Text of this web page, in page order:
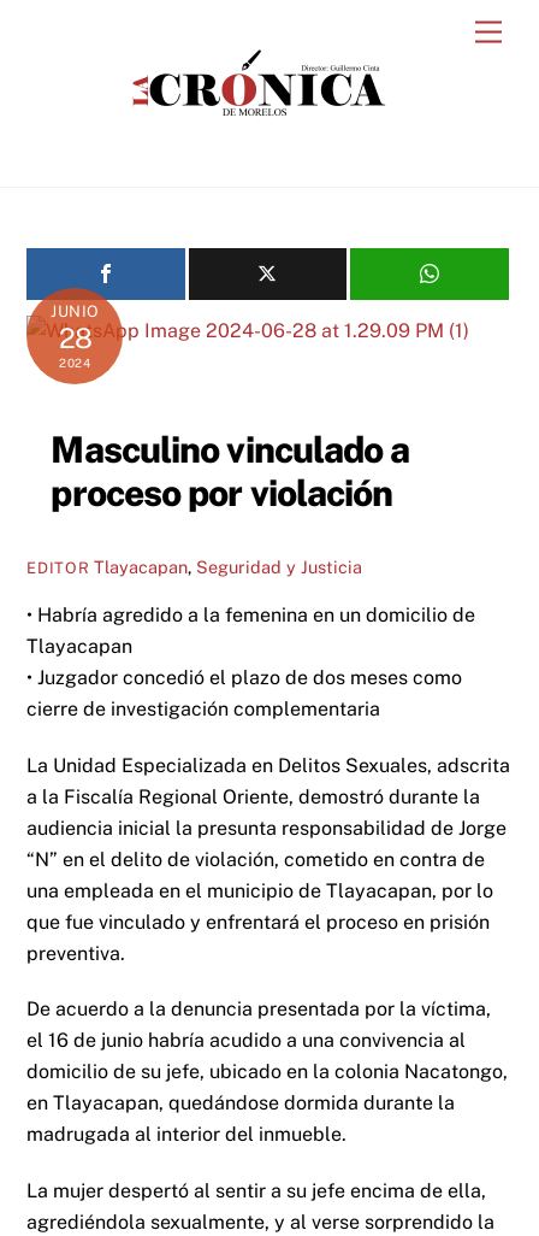
JUNIO
28
2024
Masculino vinculado a
proceso por violación
EDITOR Tlayacapan, Seguridad y Justicia
• Habría agredido a la femenina en un domicilio de
Tlayacapan
• Juzgador concedió el plazo de dos meses como
cierre de investigación complementaria
La Unidad Especializada en Delitos Sexuales, adscrita
a la Fiscalía Regional Oriente, demostró durante la
audiencia inicial la presunta responsabilidad de Jorge
“N” en el delito de violación, cometido en contra de
una empleada en el municipio de Tlayacapan, por lo
que fue vinculado y enfrentará el proceso en prisión
preventiva.
De acuerdo a la denuncia presentada por la víctima,
el 16 de junio habría acudido a una convivencia al
domicilio de su jefe, ubicado en la colonia Nacatongo,
en Tlayacapan, quedándose dormida durante la
madrugada al interior del inmueble.
La mujer despertó al sentir a su jefe encima de ella,
agrediéndola sexualmente, y al verse sorprendido la